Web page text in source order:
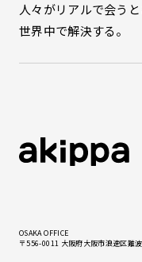
人々がリアルで会うと
世界中で解決する。
OSAKA OFFICE
〒556-0011 大阪府大阪市浪速区難